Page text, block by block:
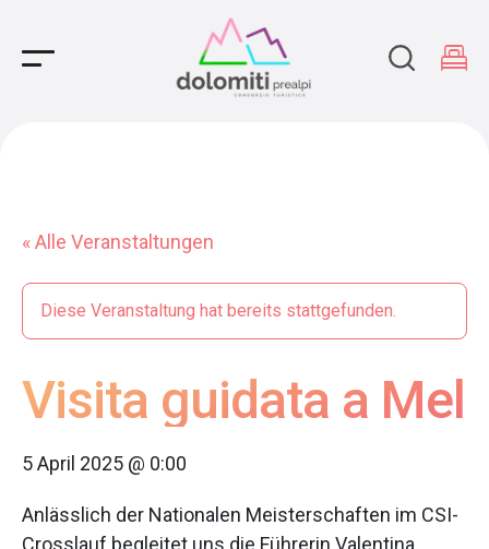
Main Navigation
« Alle Veranstaltungen
Diese Veranstaltung hat bereits stattgefunden.
Visita guidata a Mel
5 April 2025 @ 0:00
Anlässlich der Nationalen Meisterschaften im CSI-
Crosslauf begleitet uns die Führerin Valentina